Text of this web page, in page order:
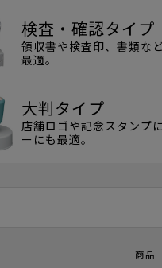
検査・確認タイプ
領収書や検査印、書類な
最適。
大判タイプ
店舗ロゴや記念スタンプ
ーにも最適。
商品